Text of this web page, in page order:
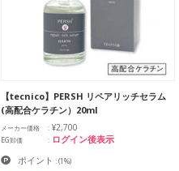
【tecnico】PERSH リペアリッチセラム
(高配合ケラチン）20ml
メーカー価格 ¥2,700
EG卸価 ログイン後表示
ポイント :(1%)